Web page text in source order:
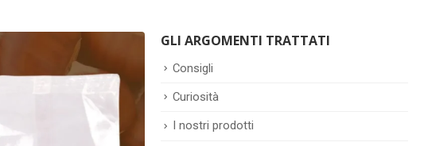
GLI ARGOMENTI TRATTATI
Consigli
Curiosità
I nostri prodotti